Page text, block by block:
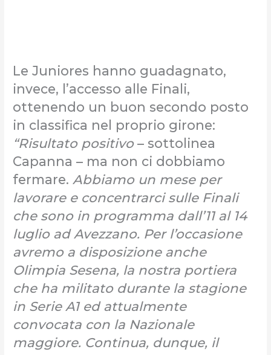
Le Juniores hanno guadagnato,
invece, l’accesso alle Finali,
ottenendo un buon secondo posto
in classifica nel proprio girone:
“Risultato positivo– sottolinea
Capanna – ma non ci dobbiamo
fermare. Abbiamo un mese per
lavorare e concentrarci sulle Finali
che sono in programma dall’11 al 14
luglio ad Avezzano. Per l’occasione
avremo a disposizione anche
Olimpia Sesena, la nostra portiera
che ha militato durante la stagione
in Serie A1 ed attualmente
convocata con la Nazionale
maggiore. Continua, dunque, il